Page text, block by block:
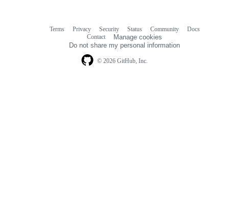
© 2026 GitHub, Inc.
Terms Privacy Security Status Community
Docs
Contact
Manage cookies
Do not share my personal information